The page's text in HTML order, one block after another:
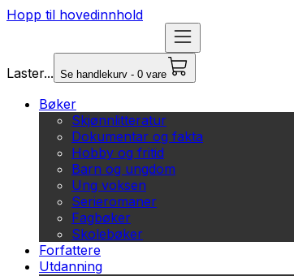
Hopp til hovedinnhold
Laster... Se handlekurv - 0 vare
Bøker
Skjønnlitteratur
Dokumentar og fakta
Hobby og fritid
Barn og ungdom
Ung voksen
Serieromaner
Fagbøker
Skolebøker
Forfattere
Utdanning